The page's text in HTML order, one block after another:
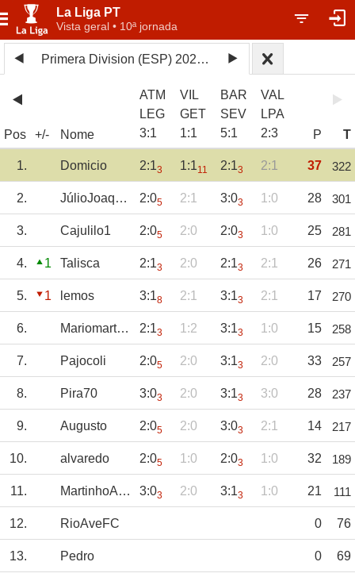
La Liga PT
Vista geral • 10ª jornada
Primera Division (ESP) 2024/25
Pos +/- Nome
ATM
LEG
3:1
VIL
GET
1:1
BAR
SEV
5:1
VAL
LPA
2:3 P T
1. Domicio 2:13 1:111 2:13 2:1 37 322
2. JúlioJoaquim 2:05 2:1 3:03 1:0 28 301
3. Cajulilo1 2:05 2:0 2:03 1:0 25 281
4. 1 Talisca 2:13 2:0 2:13 2:1 26 271
5. 1 lemos 3:18 2:1 3:13 2:1 17 270
6. Mariomartins 2:13 1:2 3:13 1:0 15 258
7. Pajocoli 2:05 2:0 3:13 2:0 33 257
8. Pira70 3:03 2:0 3:13 3:0 28 237
9. Augusto 2:05 2:0 3:03 2:1 14 217
10. alvaredo 2:05 1:0 2:03 1:0 32 189
11. MartinhoAmorim 3:03 2:0 3:13 1:0 21 111
12. RioAveFC 0 76
13. Pedro 0 69